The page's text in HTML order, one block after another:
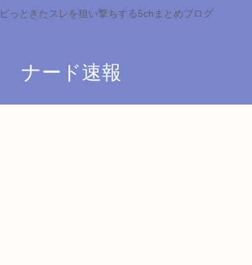
っときたスレを狙い撃ちする5chまとめブログ
ナード速報